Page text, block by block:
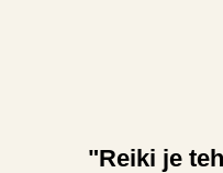
"Reiki je